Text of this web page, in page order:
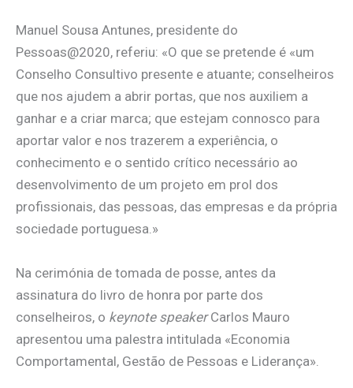
Manuel Sousa Antunes, presidente do
Pessoas@2020, referiu: «O que se pretende é «um
Conselho Consultivo presente e atuante; conselheiros
que nos ajudem a abrir portas, que nos auxiliem a
ganhar e a criar marca; que estejam connosco para
aportar valor e nos trazerem a experiência, o
conhecimento e o sentido crítico necessário ao
desenvolvimento de um projeto em prol dos
profissionais, das pessoas, das empresas e da própria
sociedade portuguesa.»
Na cerimónia de tomada de posse, antes da
assinatura do livro de honra por parte dos
conselheiros, o keynote speakerCarlos Mauro
apresentou uma palestra intitulada «Economia
Comportamental, Gestão de Pessoas e Liderança».